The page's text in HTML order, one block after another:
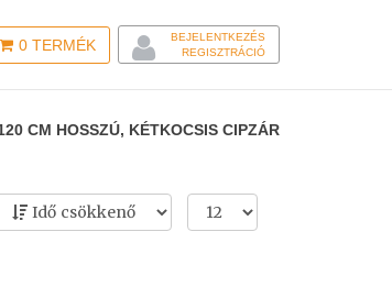
0 TERMÉK
BEJELENTKEZÉS
REGISZTRÁCIÓ
CM HOSSZÚ, KÉTKOCSIS CIPZÁR